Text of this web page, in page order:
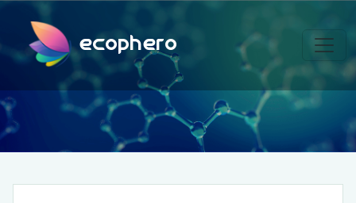
ecophero